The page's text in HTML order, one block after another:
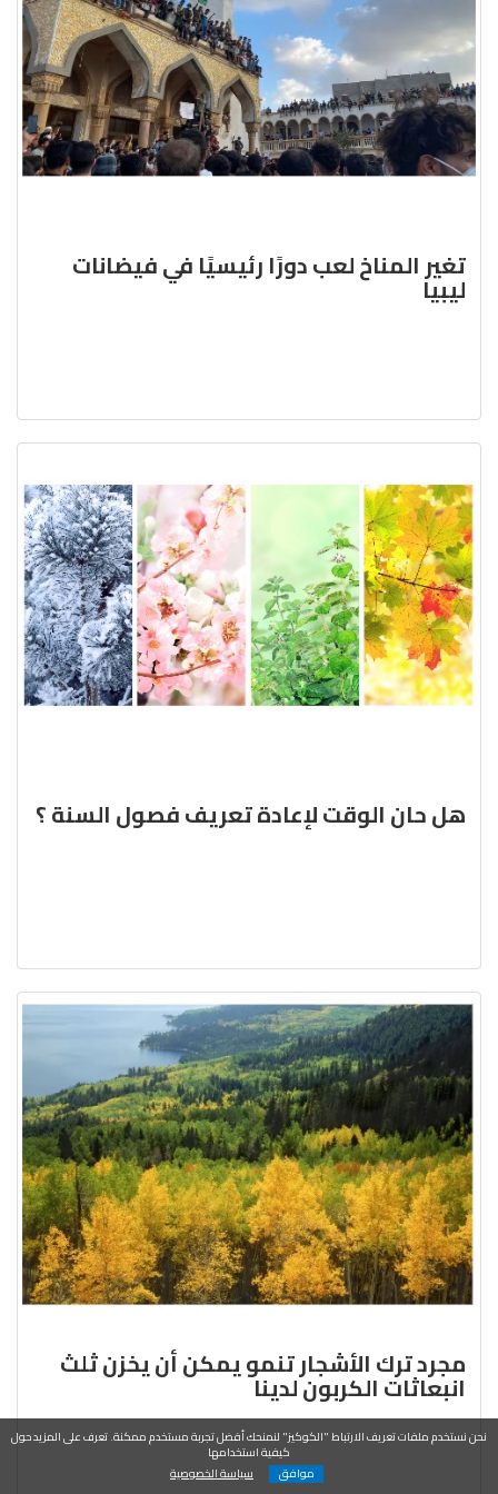
تغير المناخ لعب دورًا رئيسيًا في فيضانات
ليبيا
هل حان الوقت لإعادة تعريف فصول السنة ؟
مجرد ترك الأشجار تنمو يمكن أن يخزن ثلث
انبعاثات الكربون لدينا
نحن نستخدم ملفات تعريف الارتباط "الكوكيز" لنمنحك أفضل تجربة مستخدم ممكنة. تعرف على المزيد حول
كيفية استخدامها
موافق
سياسة الخصوصية